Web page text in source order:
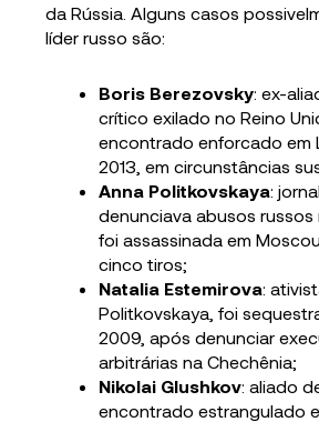
da Rússia. Alguns casos
líder russo são:
Boris Berezovsky: ex-
crítico exilado no Reino
encontrado enforcado em
2013, em circunstâncias
Anna Politkovskaya:
denunciava abusos russos
foi assassinada em
cinco tiros;
Natalia Estemirova:
Politkovskaya, foi
2009, após denunciar
arbitrárias na Chechênia;
Nikolai Glushkov: aliado
encontrado estrangulado